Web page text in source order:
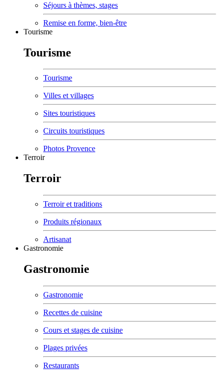
Séjours à thèmes, stages
Remise en forme, bien-être
Tourisme
Tourisme
Tourisme
Villes et villages
Sites touristiques
Circuits touristiques
Photos Provence
Terroir
Terroir
Terroir et traditions
Produits régionaux
Artisanat
Gastronomie
Gastronomie
Gastronomie
Recettes de cuisine
Cours et stages de cuisine
Plages privées
Restaurants